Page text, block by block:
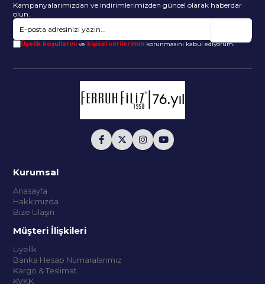
Kampanyalarımızdan ve indirimlerimizden güncel olarak haberdar
olun.
Üyelik koşullarını ve kişisel verilerimin korunmasını kabul ediyorum.
Kurumsal
Anasayfa
Hakkımızda
Bize Ulaşın
Müşteri İlişkileri
Üyelik
Banka Hesap Numaralarımız
Kargo & Teslimat
KVKK